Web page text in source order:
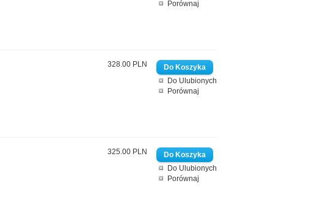
Porównaj
Do Ulubionych
Porównaj
328.00 PLN
Do Ulubionych
Porównaj
325.00 PLN